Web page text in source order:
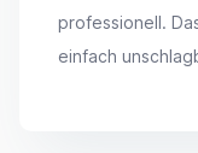
professionell.
einfach